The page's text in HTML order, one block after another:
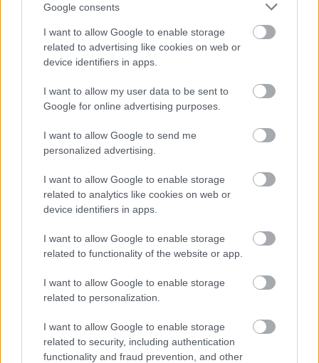
Google consents
I want to allow Google to enable storage
related to advertising like cookies on web or
device identifiers in apps.
I want to allow my user data to be sent to
Google for online advertising purposes.
I want to allow Google to send me
personalized advertising.
I want to allow Google to enable storage
related to analytics like cookies on web or
device identifiers in apps.
I want to allow Google to enable storage
related to functionality of the website or app.
I want to allow Google to enable storage
related to personalization.
I want to allow Google to enable storage
related to security, including authentication
functionality and fraud prevention, and other
ΔΙΑΒΑΖΟΝΤΑΙ ΤΩΡΑ
συνήθως κολλημένα στη μαμά τους
Τα 6 σημεία του σπιτιού που δεν χρειάζεται να
καθαρίζεις κάθε εβδομάδα
3-3-3 rule: Ο κανόνας που θα αλλάξει τον τρόπο
που ντύνεσαι
KATE MIDDLETON